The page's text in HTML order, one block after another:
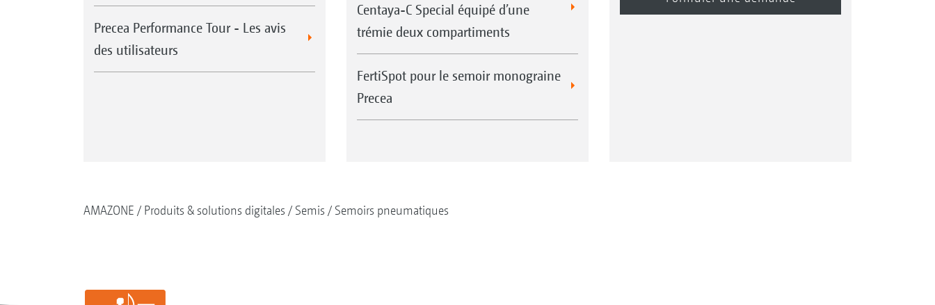
Precea Performance Tour - Les avis
des utilisateurs
Centaya-C Special équipé d’une
trémie deux compartiments
FertiSpot pour le semoir monograine
Precea
AMAZONE Produits & solutions digitales Semis Semoirs pneumatiques